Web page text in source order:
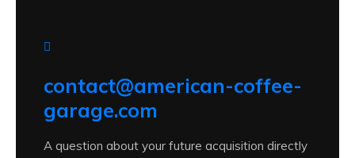
contact@american-coffee-
garage.com
A question about your future acquisition directly